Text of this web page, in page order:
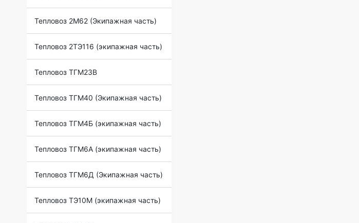
Тепловоз 2М62 (Экипажная часть)
Тепловоз 2ТЭ116 (экипажная часть)
Тепловоз ТГМ23В
Тепловоз ТГМ40 (Экипажная часть)
Тепловоз ТГМ4Б (экипажная часть)
Тепловоз ТГМ6А (экипажная часть)
Тепловоз ТГМ6Д (Экипажная часть)
Тепловоз ТЭ10М (экипажная часть)